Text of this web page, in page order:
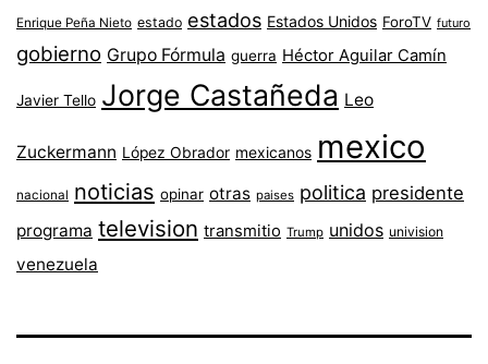
Enrique Peña Nieto estado estados Estados Unidos ForoTV futuro
gobierno Grupo Fórmula guerra Héctor Aguilar Camín
Javier Tello Jorge Castañeda Leo
Zuckermann López Obrador mexicanos mexico
nacional noticias opinar otras paises politica presidente
programa television transmitio Trump unidos univision
venezuela